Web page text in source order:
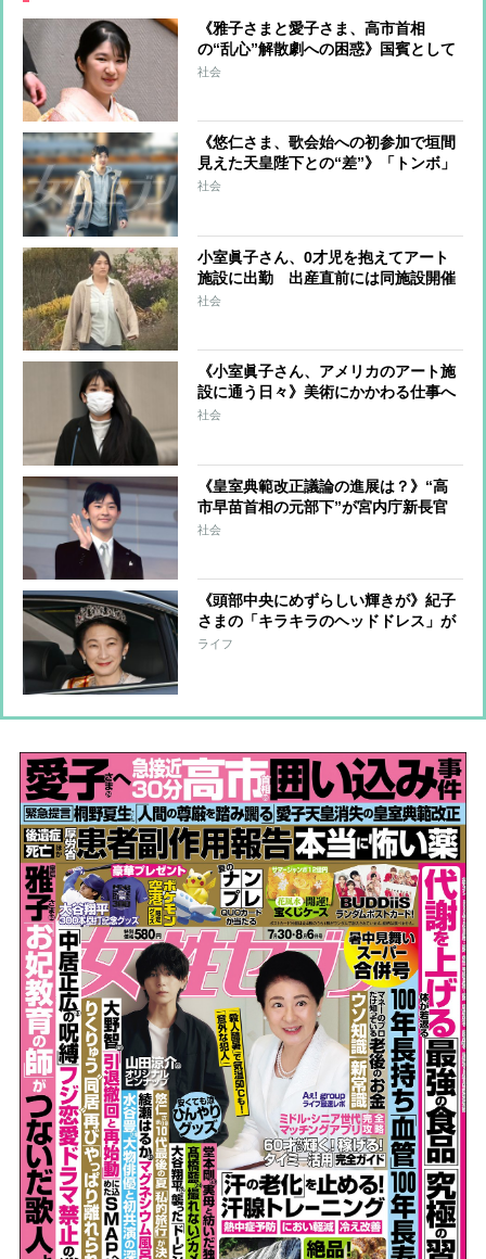
《雅子さまと愛子さま、高市首相
の“乱心”解散劇への困惑》国賓として
招待するUAE大統領の来日と重なる投
社会
《悠仁さま、歌会始への初参加で垣間
見えた天皇陛下との“差”》「トンボ」
を題材に選んだ悠仁さま、「成年皇族
社会
小室眞子さん、0才児を抱えてアート
施設に出勤 出産直前には同施設開催
の美術展でキュレーターとして活躍
社会
《小室眞子さん、アメリカのアート施
設に通う日々》美術にかかわる仕事へ
の執念 過去に関わった美術展の評判
社会
《皇室典範改正議論の進展は？》“高
市早苗首相の元部下”が宮内庁新長官
に就任 問われるのは「愛子さまと悠
社会
《頭部中央にめずらしい輝きが》紀子
さまの「キラキラのヘッドドレス」が
放つまばゆい光「佳子さまは“カチュ
ライフ